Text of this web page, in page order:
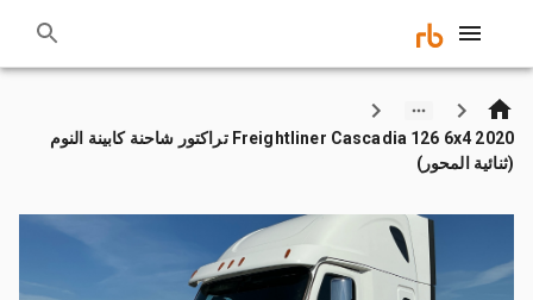
2020 Freightliner Cascadia 126 6x4 تراكتور شاحنة كابينة النوم
(ثنائية المحور)